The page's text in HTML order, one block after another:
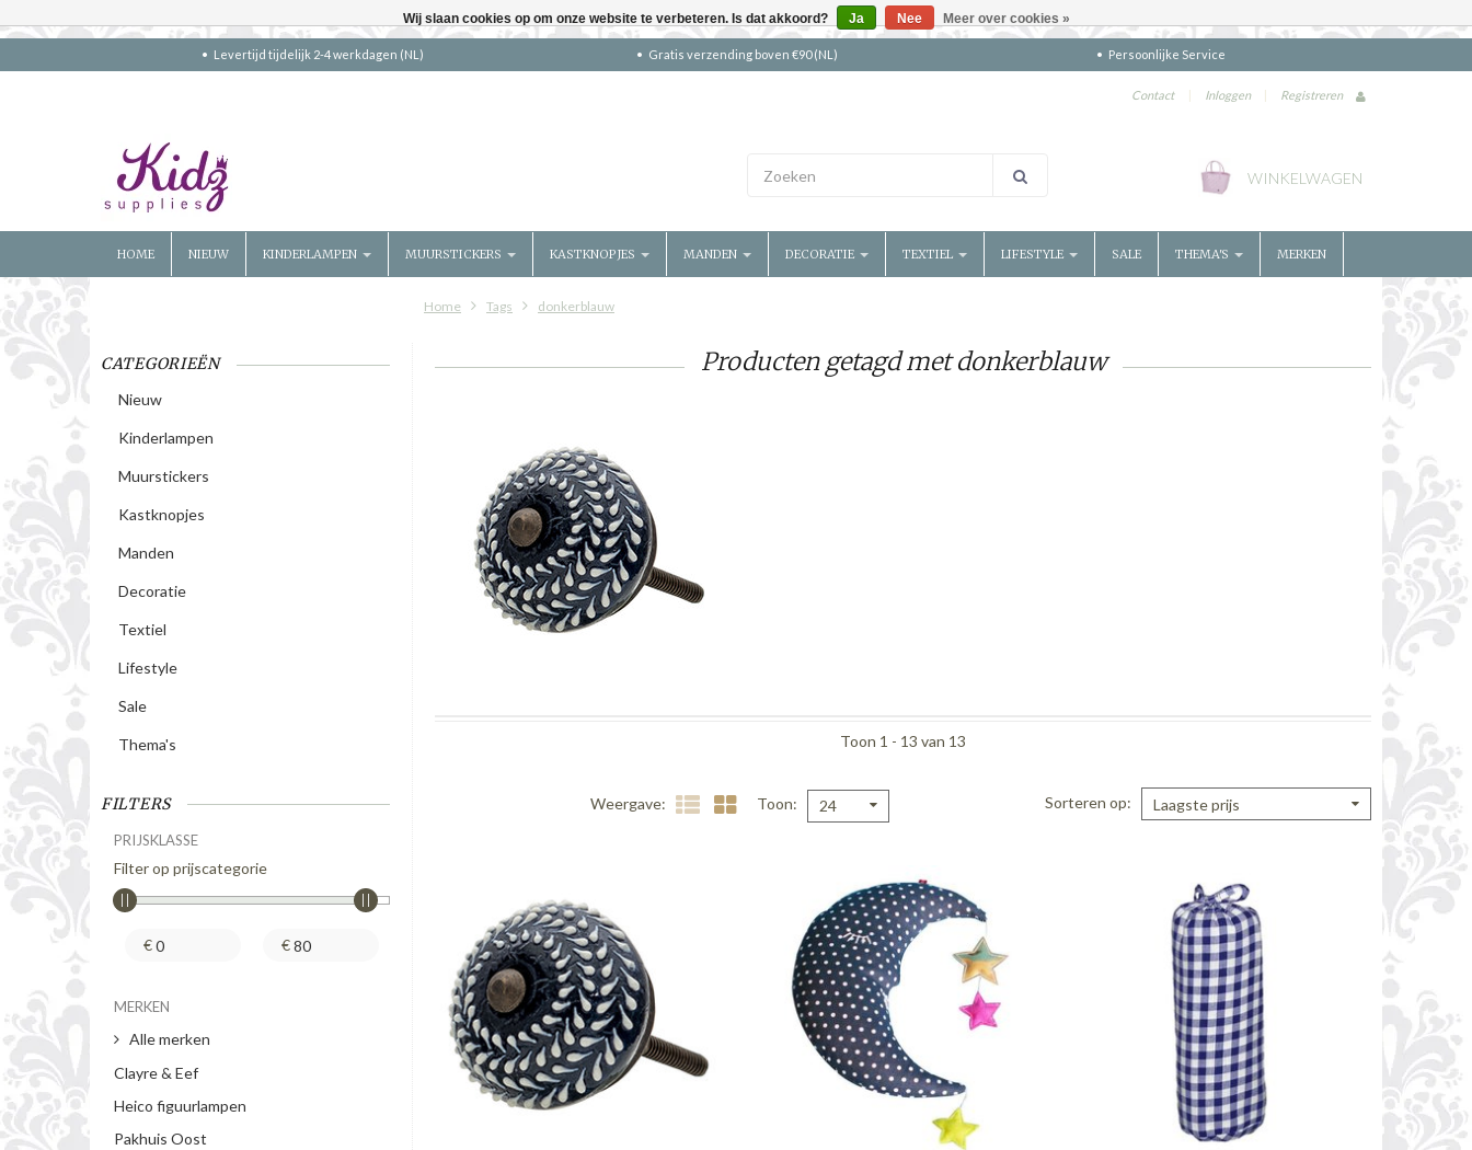
Levertijd tijdelijk 2-4 werkdagen (NL) Gratis verzending boven €90 (NL) Persoonlijke Service
Contact | Inloggen | Registreren
WINKELWAGEN
HOME NIEUW KINDERLAMPEN MUURSTICKERS KASTKNOPJES MANDEN DECORATIE TEXTIEL LIFESTYLE SALE THEMA'S MERKEN
Home Tags donkerblauw
CATEGORIEËN
Nieuw
Kinderlampen
Muurstickers
Kastknopjes
Manden
Decoratie
Textiel
Lifestyle
Sale
Thema's
FILTERS
PRIJSKLASSE
Filter op prijscategorie
€ €
MERKEN
Alle merken
Clayre & Eef
Heico figuurlampen
Pakhuis Oost
Producten getagd met donkerblauw
Toon 1 - 13 van 13
Weergave Toon 24 Sorteren op Laagste prijs
Wij slaan cookies op om onze website te verbeteren. Is dat akkoord? Ja Nee Meer over cookies »